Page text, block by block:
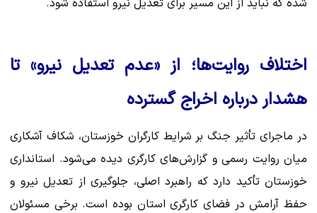
شده که نباید از این مسیر برای تعدیل نیرو استفاده شود.
اختلاف روایت‌ها؛ از «عدم تعدیل نیرو» تا
هشدار درباره اخراج گسترده
در ماجرای تأثیر جنگ بر شرایط کارگران خوزستان، شکاف آشکاری
میان روایت رسمی و گزارش‌های کارگری دیده می‌شود. استانداری
خوزستان تأکید دارد که راهبرد اصلی، جلوگیری از تعدیل نیرو و
حفظ آرامش در فضای کارگری استان بوده است. برخی مسئولان